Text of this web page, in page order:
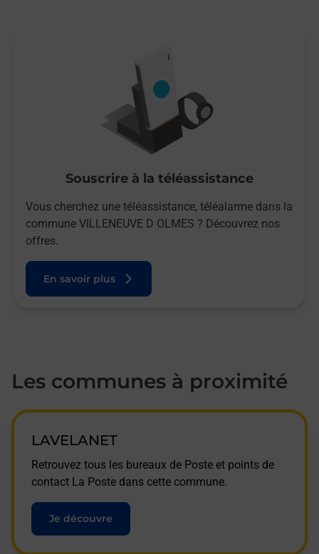
Souscrire à la téléassistance
Vous cherchez une téléassistance, téléalarme dans la
commune VILLENEUVE D OLMES ? Découvrez nos
offres.
En savoir plus
Les communes à proximité
LAVELANET
Retrouvez tous les bureaux de Poste et points de
contact La Poste dans cette commune.
Je découvre